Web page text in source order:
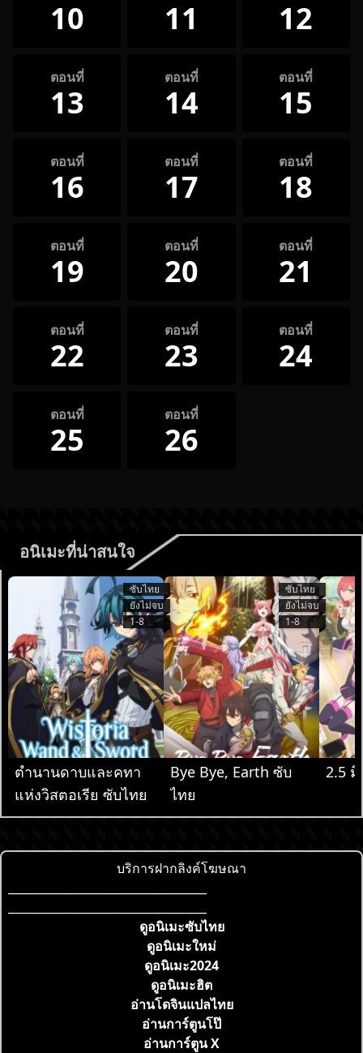
10 11 12
ตอนที่
13
ตอนที่
14
ตอนที่
15
ตอนที่
16
ตอนที่
17
ตอนที่
18
ตอนที่
19
ตอนที่
20
ตอนที่
21
ตอนที่
22
ตอนที่
23
ตอนที่
24
ตอนที่
25
ตอนที่
26
อนิเมะที่น่าสนใจ
ซับไทย
ยังไม่จบ
1-8
ตำนานดาบและคทา
แห่งวิสตอเรีย ซับไทย
ซับไทย
ยังไม่จบ
1-8
Bye Bye, Earth ซับ
ไทย
2.5
บริการฝากลิงค์โฆษณา
ดูอนิเมะซับไทย
ดูอนิเมะใหม่
ดูอนิเมะ2024
ดูอนิเมะฮิต
อ่านโดจินแปลไทย
อ่านการ์ตูนโป๊
อ่านการ์ตูน X